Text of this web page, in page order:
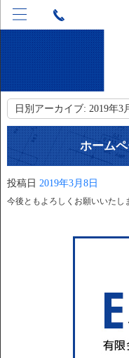
日別アーカイブ: 2019年3
ホーム
投稿日 2019年3月8日
今後ともよろしくお願いいたし